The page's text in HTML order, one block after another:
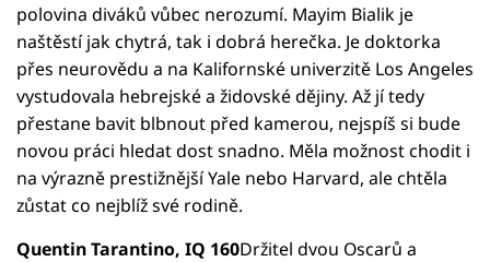
polovina diváků vůbec nerozumí. Mayim Bialik je
naštěstí jak chytrá, tak i dobrá herečka. Je doktorka
přes neurovědu a na Kalifornské univerzitě Los Angeles
vystudovala hebrejské a židovské dějiny. Až jí tedy
přestane bavit blbnout před kamerou, nejspíš si bude
novou práci hledat dost snadno. Měla možnost chodit i
na výrazně prestižnější Yale nebo Harvard, ale chtěla
zůstat co nejblíž své rodině.
Quentin Tarantino, IQ 160Držitel dvou Oscarů a